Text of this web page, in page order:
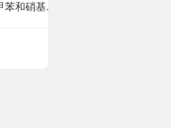
气相色谱法测定水中苯、甲苯、二甲苯和硝基苯分析方法